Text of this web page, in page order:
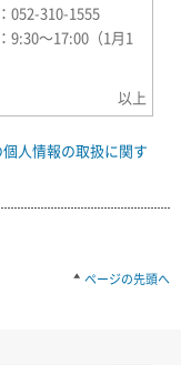
052-310-1555
9:30～17:00（1月1
以上
人情報の取扱に関す
ページの先頭へ